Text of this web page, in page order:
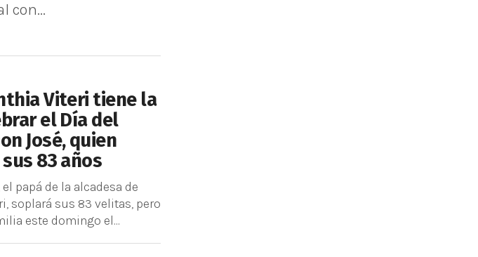
con...
Viteri tiene la
el Día del
José, quien
83 años
papá de la alcadesa de
soplará sus 83 velitas, pero
este domingo el...